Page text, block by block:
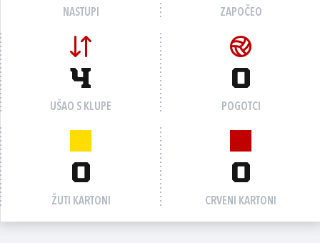
NASTUPI ZAPOČEO
4
UŠAO S KLUPE
0
POGOTCI
0
ŽUTI KARTONI
0
CRVENI KARTONI